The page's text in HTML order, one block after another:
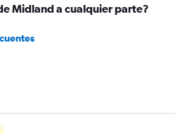
Midland a cualquier parte?